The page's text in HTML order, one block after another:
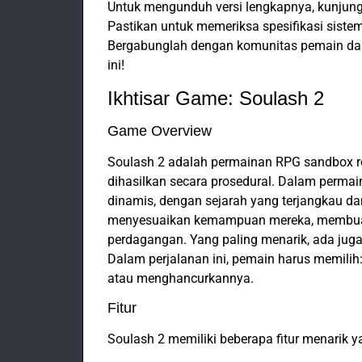
Untuk mengunduh versi lengkapnya,
Pastikan untuk memeriksa spesifikasi
Bergabunglah dengan komunitas pemain
ini!
Ikhtisar Game: Soulash 2
Game Overview
Soulash 2 adalah permainan RPG
dihasilkan secara prosedural. Dalam
dinamis, dengan sejarah yang terjangkau
menyesuaikan kemampuan mereka,
perdagangan. Yang paling menarik, ada
Dalam perjalanan ini, pemain harus
atau menghancurkannya.
Fitur
Soulash 2 memiliki beberapa fitur menarik